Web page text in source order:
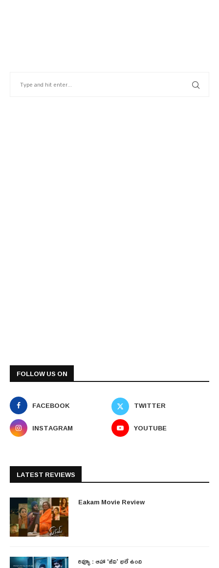
FOLLOW US ON
FACEBOOK
TWITTER
INSTAGRAM
YOUTUBE
LATEST REVIEWS
Eakam Movie Review
రివ్యూ : ఆహా ‘జీవి’ భలే ఉంది